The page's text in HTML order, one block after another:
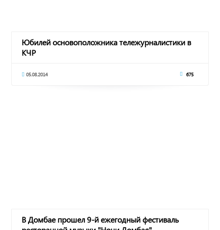
Юбилей основоположника тележурналистики в
КЧР
05.08.2014 675
В Домбае прошел 9-й ежегодный фестиваль